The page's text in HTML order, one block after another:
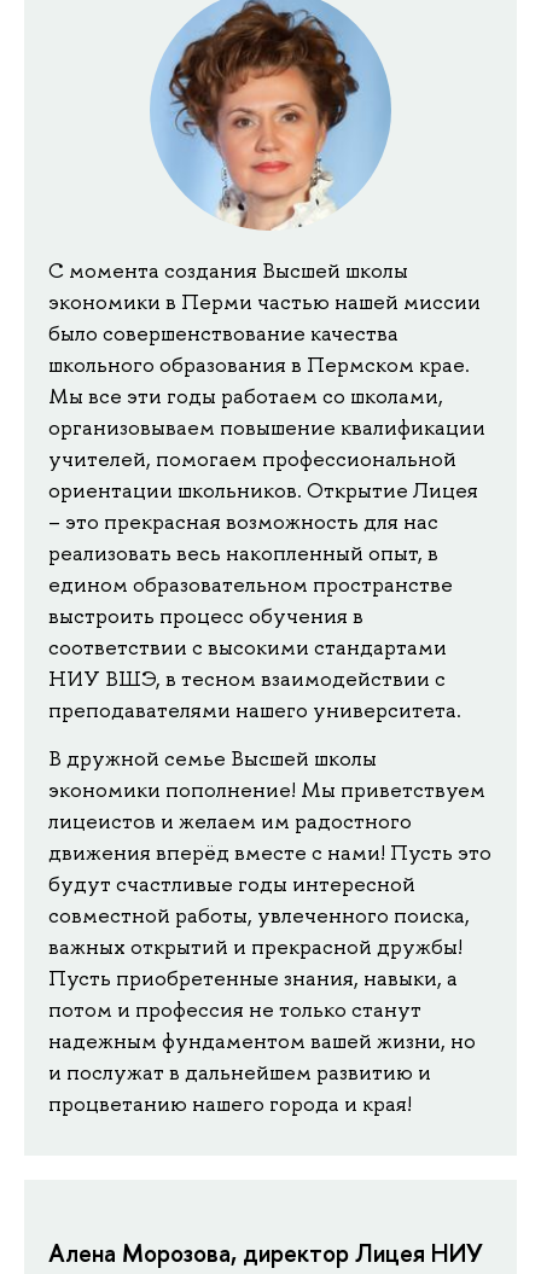
С момента создания Высшей школы
экономики в Перми частью нашей миссии
было совершенствование качества
школьного образования в Пермском крае.
Мы все эти годы работаем со школами,
организовываем повышение квалификации
учителей, помогаем профессиональной
ориентации школьников. Открытие Лицея
– это прекрасная возможность для нас
реализовать весь накопленный опыт, в
едином образовательном пространстве
выстроить процесс обучения в
соответствии с высокими стандартами
НИУ ВШЭ, в тесном взаимодействии с
преподавателями нашего университета.
В дружной семье Высшей школы
экономики пополнение! Мы приветствуем
лицеистов и желаем им радостного
движения вперёд вместе с нами! Пусть это
будут счастливые годы интересной
совместной работы, увлеченного поиска,
важных открытий и прекрасной дружбы!
Пусть приобретенные знания, навыки, а
потом и профессия не только станут
надежным фундаментом вашей жизни, но
и послужат в дальнейшем развитию и
процветанию нашего города и края!
Алена Морозова, директор Лицея НИУ